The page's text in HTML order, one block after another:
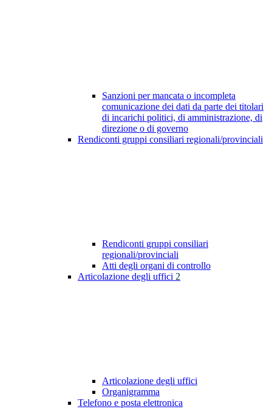
Sanzioni per mancata o incompleta
comunicazione dei dati da parte dei titolari
di incarichi politici, di amministrazione, di
direzione o di governo
Rendiconti gruppi consiliari regionali/provinciali
Rendiconti gruppi consiliari
regionali/provinciali
Atti degli organi di controllo
Articolazione degli uffici 2
Articolazione degli uffici
Organigramma
Telefono e posta elettronica